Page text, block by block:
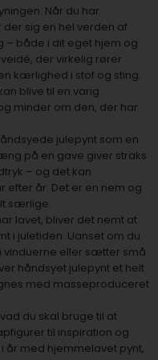
Når du har
sig en hel verden af
– både i dit eget hjem og
der virkelig rører
kærlighed i stof og sting.
blive til en varig
minder om den, der har
julepynt som en
på en gave giver straks
– og det kan
år. Det er en nem og
særlige.
lavet, bliver det nemt at
i juletiden. Uanset om du
eller sætter små
håndsyet julepynt et helt
med masseproduceret
du skal bruge til at
til inspiration og
år med hjemmelavet pynt,